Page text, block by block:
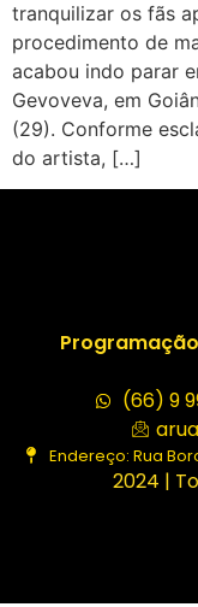
tranquilizar os fãs
procedimento de
acabou indo parar
Gevoveva, em
(29). Conforme
do artista, […]
Programação
(66) 9
Endereço: Rua
2024 |